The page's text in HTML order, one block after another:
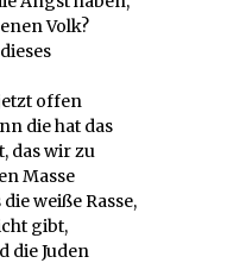
Volk?
offen
die hat das
das wir zu
Masse
weiße Rasse,
gibt,
die Juden